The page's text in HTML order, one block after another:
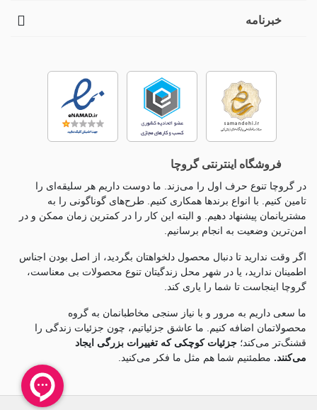
خبرنامه
فروشگاه اینترنتی گروچا
در گروچا تنوع حرف اول را می‌زند. ما دوست داریم هر سلیقه‌ای را
تامین کنیم. با انواع برندها همکاری کنیم. طرح‌های گوناگونی را به
مشتریانمان پیشنهاد دهیم. و البته این کار را در کمترین زمان ممکن و در
امن‌ترین وضعیت به انجام برسانیم.
اگر وقت ندارید تا دنبال محصول دلخواهتان بگردید، از اصل بودن اجناس
اطمینان ندارید، یا در شهر محل زندگیتان تنوع محصولات بی معناست،
گروچا اینجاست تا شما را یاری کند.
ما سعی داریم به مرور و با نیاز سنجی مخاطبانمان به گروه
محصولاتمان اضافه کنیم. ما عاشق جزئياتیم، چون جزئيات زندگی را
قشنگ‌تر می‌کند؛ جزئیات کوچکی که تغییرات بزرگی ایجاد
می‌کنند. مطمئنیم شما هم مثل ما فکر می‌کنید.